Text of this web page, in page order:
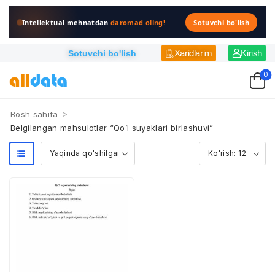
Intellektual mehnatdandaromad oling! Sotuvchi bo'lish
Sotuvchi bo'lish Xaridlarim Kirish
0
Bosh sahifa >
Belgilangan mahsulotlar “Qo’l suyaklari birlashuvi”